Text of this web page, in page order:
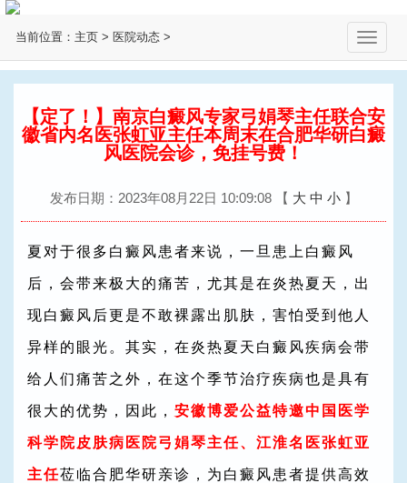
当前位置： 主页 > 医院动态 >
切
换
【定了！】南京白癜风专家弓娟琴主任联合安
徽省内名医张虹亚主任本周末在合肥华研白癜
风医院会诊，免挂号费！
发布日期：2023年08月22日 10:09:08 【 大 中 小】
夏对于很多白癜风患者来说，一旦患上白癜风
后，会带来极大的痛苦，尤其是在炎热夏天，出
现白癜风后更是不敢裸露出肌肤，害怕受到他人
异样的眼光。其实，在炎热夏天白癜风疾病会带
给人们痛苦之外，在这个季节治疗疾病也是具有
很大的优势，因此，安徽博爱公益特邀中国医学
科学院皮肤病医院弓娟琴主任、江淮名医张虹亚
主任莅临合肥华研亲诊，为白癜风患者提供高效